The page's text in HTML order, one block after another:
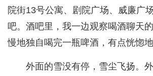
院街13号公寓、剧院广场、威廉广
吧。酒吧里，我一边观察喝酒聊天
慢地独自喝完一瓶啤酒，有点恍惚地
外面的雪没有停，雪尘飞扬。